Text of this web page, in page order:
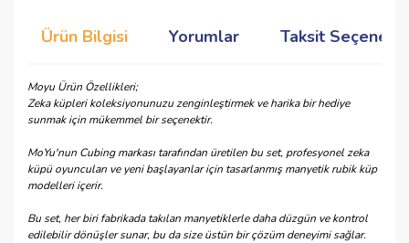
Ürün Bilgisi Yorumlar Taksit
Moyu Ürün Özellikleri;
Zeka küpleri koleksiyonunuzu zenginleştirmek ve harika bir hediye
sunmak için mükemmel bir seçenektir.
MoYu'nun Cubing markası tarafından üretilen bu set, profesyonel zeka
küpü oyuncuları ve yeni başlayanlar için tasarlanmış manyetik rubik küp
modelleri içerir.
Bu set, her biri fabrikada takılan manyetiklerle daha düzgün ve kontrol
edilebilir dönüşler sunar, bu da size üstün bir çözüm deneyimi sağlar.